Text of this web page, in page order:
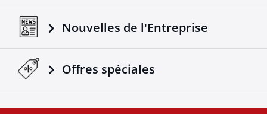
Nouvelles de l'Entreprise
Offres spéciales